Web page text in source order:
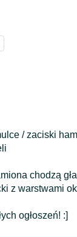
/ zaciski
chodzą
z warstwami
ogłoszeń! :]